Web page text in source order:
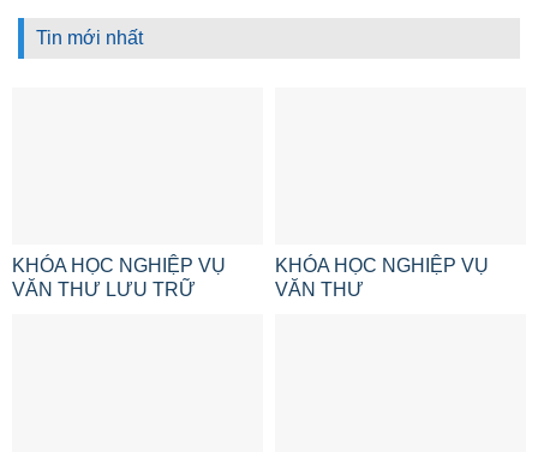
Tin mới nhất
KHÓA HỌC NGHIỆP VỤ
VĂN THƯ LƯU TRỮ
KHÓA HỌC NGHIỆP VỤ
VĂN THƯ